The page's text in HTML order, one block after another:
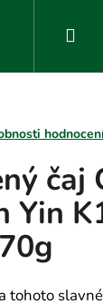
čaj
Yin
tohoto